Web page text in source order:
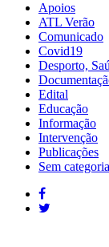
Apoios
ATL Verão
Comunicado
Covid19
Desporto,
Edital
Educação
Informação
Intervenção
Publicações
Sem categoria